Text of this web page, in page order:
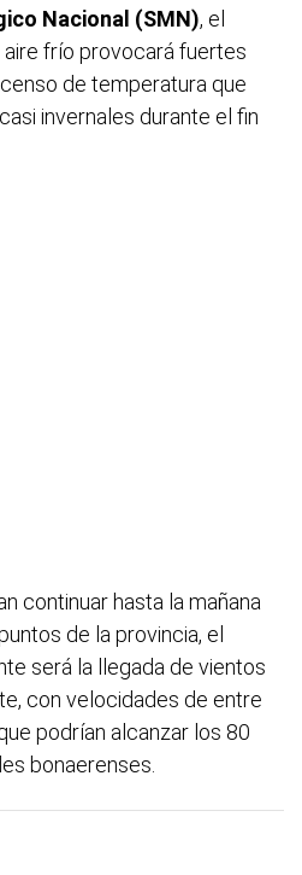
Nacional (SMN), el
frío provocará fuertes
de temperatura que
invernales durante el fin
continuar hasta la mañana
de la provincia, el
será la llegada de vientos
con velocidades de entre
podrían alcanzar los 80
bonaerenses.